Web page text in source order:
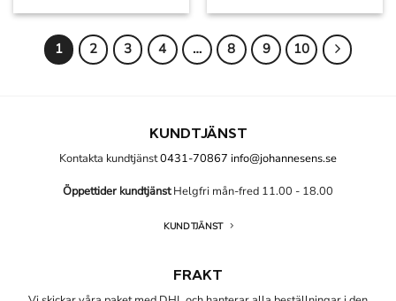
1 2 3 4 … 8 9 10
KUNDTJÄNST
Kontakta kundtjänst0431-70867 info@johannesens.se
Öppettider kundtjänstHelgfri mån-fred 11.00 - 18.00
KUNDTJÄNST
FRAKT